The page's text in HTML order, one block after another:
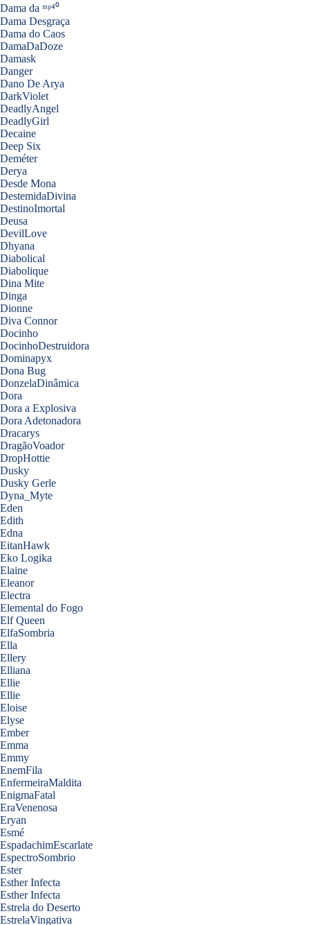
Dama da ᵐᵖ⁴⁰
Dama Desgraça
Dama do Caos
DamaDaDoze
Damask
Danger
Dano De Arya
DarkViolet
DeadlyAngel
DeadlyGirl
Decaine
Deep Six
Deméter
Derya
Desde Mona
DestemidaDivina
DestinoImortal
Deusa
DevilLove
Dhyana
Diabolical
Diabolique
Dina Mite
Dinga
Dionne
Diva Connor
Docinho
DocinhoDestruidora
Dominapyx
Dona Bug
DonzelaDinâmica
Dora
Dora a Explosiva
Dora Adetonadora
Dracarys
DragãoVoador
DropHottie
Dusky
Dusky Gerle
Dyna_Myte
Eden
Edith
Edna
EitanHawk
Eko Logika
Elaine
Eleanor
Electra
Elemental do Fogo
Elf Queen
ElfaSombria
Ella
Ellery
Elliana
Ellie
Ellie
Eloise
Elyse
Ember
Emma
Emmy
EnemFila
EnfermeiraMaldita
EnigmaFatal
EraVenenosa
Eryan
Esmé
EspadachimEscarlate
EspectroSombrio
Ester
Esther Infecta
Esther Infecta
Estrela do Deserto
EstrelaVingativa